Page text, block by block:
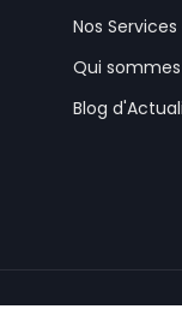
Nos
Qui
Blog